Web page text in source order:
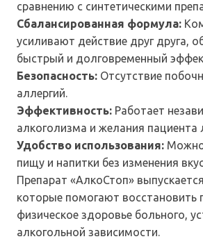
сравнению с синтетическими
Сбалансированная формула:
усиливают действие друг друга,
быстрый и долговременный
Безопасность: Отсутствие
аллергий.
Эффективность: Работает
алкоголизма и желания пациента
Удобство использования:
пищу и напитки без изменения
Препарат «АлкоСтоп»
которые помогают восстановить
физическое здоровье больного,
алкогольной зависимости.